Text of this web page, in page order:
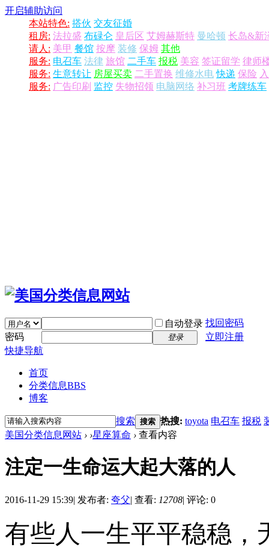
开启辅助访问
本站特色: 搭伙 交友征婚
租房: 法拉盛 布碌仑 皇后区 艾姆赫斯特 曼哈顿 长岛&新
请人: 美甲 餐馆 按摩 装修 保姆 其他
服务: 电召车 法律 旅馆 二手车 报税 美容 签证留学 律师
服务: 生意转让 房屋买卖 二手置换 维修水电 快递 保险
服务: 广告印刷 监控 失物招领 电脑网络 补习班 考牌练车
自动登录 找回密码
密码
登录
立即注册
快捷导航
首页
分类信息BBS
博客
搜索 搜索 热搜: toyota 电召车 报税
美国分类信息网站 › ›星座算命 › 查看内容
注定一生命运大起大落的人
2016-11-29 15:39| 发布者: 夸父| 查看: 12708| 评论: 0
有些人一生平平稳稳，